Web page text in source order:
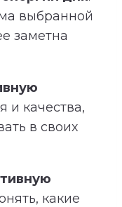
выбранной
заметна
и качества,
в своих
какие